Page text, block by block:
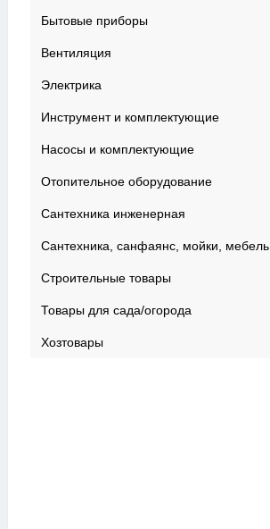
Бытовые приборы
Вентиляция
Электрика
Инструмент и комплектующие
Насосы и комплектующие
Отопительное оборудование
Сантехника инженерная
Сантехника, санфаянс, мойки, мебель
Строительные товары
Товары для сада/огорода
Хозтовары